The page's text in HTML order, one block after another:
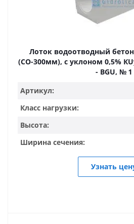
Лоток водоотводный
(СО-300мм), с уклоном 0,5%
- BGU, № 1
Артикул:
Класс нагрузки:
Высота:
Ширина сечения:
Узнать